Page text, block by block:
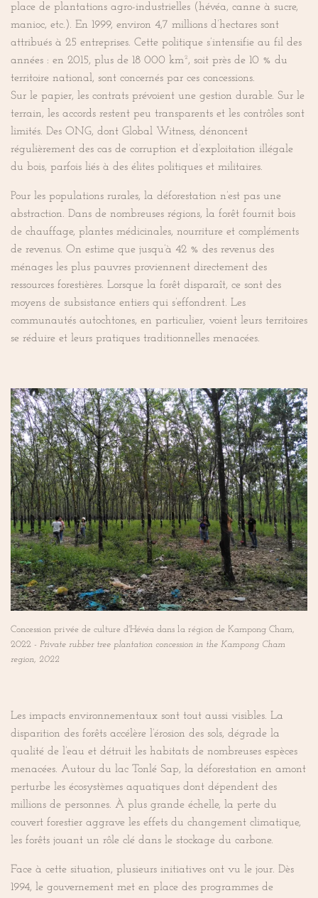
place de plantations agro-industrielles (hévéa, canne à sucre,
manioc, etc.). En 1999, environ 4,7 millions d’hectares sont
attribués à 25 entreprises. Cette politique s’intensifie au fil des
années : en 2015, plus de 18 000 km², soit près de 10 % du
territoire national, sont concernés par ces concessions.
Sur le papier, les contrats prévoient une gestion durable. Sur le
terrain, les accords restent peu transparents et les contrôles sont
limités. Des ONG, dont Global Witness, dénoncent
régulièrement des cas de corruption et d’exploitation illégale
du bois, parfois liés à des élites politiques et militaires.
Pour les populations rurales, la déforestation n’est pas une
abstraction. Dans de nombreuses régions, la forêt fournit bois
de chauffage, plantes médicinales, nourriture et compléments
de revenus. On estime que jusqu’à 42 % des revenus des
ménages les plus pauvres proviennent directement des
ressources forestières. Lorsque la forêt disparaît, ce sont des
moyens de subsistance entiers qui s’effondrent. Les
communautés autochtones, en particulier, voient leurs territoires
se réduire et leurs pratiques traditionnelles menacées.
Concession privée de culture d'Hévéa dans la région de Kampong Cham,
2022 - Private rubber tree plantation concession in the Kampong Cham
region, 2022
Les impacts environnementaux sont tout aussi visibles. La
disparition des forêts accélère l’érosion des sols, dégrade la
qualité de l’eau et détruit les habitats de nombreuses espèces
menacées. Autour du lac Tonlé Sap, la déforestation en amont
perturbe les écosystèmes aquatiques dont dépendent des
millions de personnes. À plus grande échelle, la perte du
couvert forestier aggrave les effets du changement climatique,
les forêts jouant un rôle clé dans le stockage du carbone.
Face à cette situation, plusieurs initiatives ont vu le jour. Dès
1994, le gouvernement met en place des programmes de